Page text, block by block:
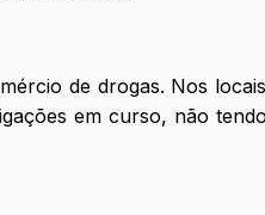
de drogas. Nos
em curso, não